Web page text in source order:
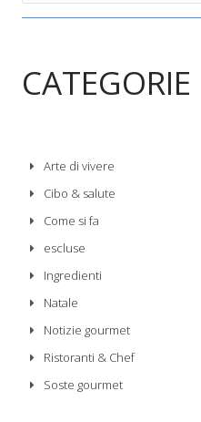
CATEGORIE
Arte di vivere
Cibo & salute
Come si fa
escluse
Ingredienti
Natale
Notizie gourmet
Ristoranti & Chef
Soste gourmet